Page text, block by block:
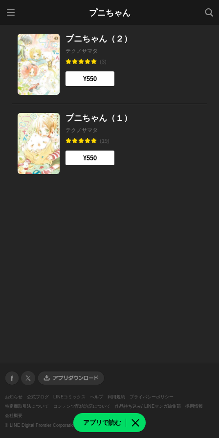
プニちゃん
検索
アプリで読む
プニちゃん（２）
テクノサマタ
(3)
¥550
プニちゃん（１）
テクノサマタ
(19)
¥550
お知らせ 公式ブログ LINEコミックス ヘルプ 利用規約
プライバシーポリシー
特定商取引法について
コンテンツ配信許諾について 作品持ち込み/ LINEマンガ編集部
採用情報
会社概要
© LINE Digital Frontier Corporation